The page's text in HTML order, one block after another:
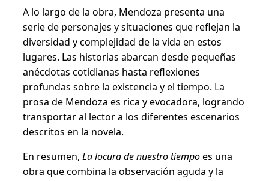
.
c
a
n
t
i
d
a
d
A lo largo de la obra, Mendoza presenta una
serie de personajes y situaciones que reflejan la
diversidad y complejidad de la vida en estos
lugares. Las historias abarcan desde pequeñas
anécdotas cotidianas hasta reflexiones
profundas sobre la existencia y el tiempo. La
prosa de Mendoza es rica y evocadora, logrando
transportar al lector a los diferentes escenarios
descritos en la novela.
En resumen, La locura de nuestro tiempoes una
obra que combina la observación aguda y la